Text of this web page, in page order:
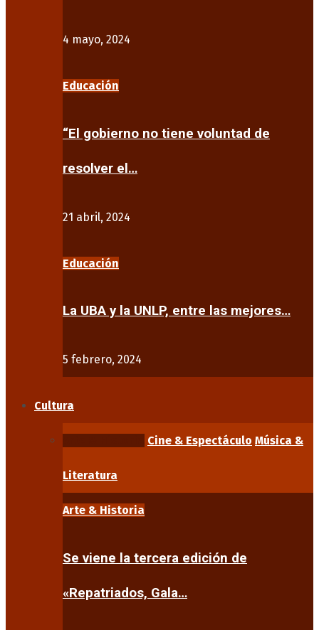
4 mayo, 2024
Educación
“El gobierno no tiene voluntad de
resolver el…
21 abril, 2024
Educación
La UBA y la UNLP, entre las mejores…
5 febrero, 2024
Cultura
Cine & Espectáculo Música &
Literatura
Arte & Historia
Se viene la tercera edición de
«Repatriados, Gala…